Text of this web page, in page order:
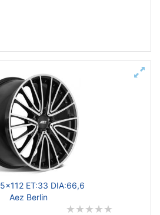
ET:33 DIA:66,6
Aez Berlin